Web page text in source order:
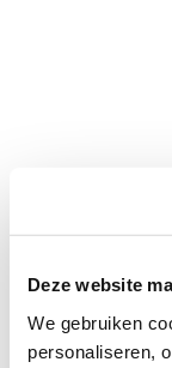
Deze website
We gebruiken
personaliseren,
Jullie hadden
komen: Roos